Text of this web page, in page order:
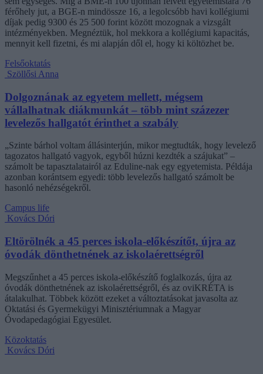
férőhely jut, a BGE-n mindössze 16, a legolcsóbb havi kollégiumi
díjak pedig 9300 és 25 500 forint között mozognak a vizsgált
intézményekben. Megnéztük, hol mekkora a kollégiumi kapacitás,
mennyit kell fizetni, és mi alapján dől el, hogy ki költözhet be.
Felsőoktatás
Szöllősi Anna
Dolgoznának az egyetem mellett, mégsem
vállalhatnak diákmunkát – több mint százezer
levelezős hallgatót érinthet a szabály
„Szinte bárhol voltam állásinterjún, mikor megtudták, hogy levelező
tagozatos hallgató vagyok, egyből húzni kezdték a szájukat” –
számolt be tapasztalatairól az Eduline-nak egy egyetemista. Példája
azonban korántsem egyedi: több levelezős hallgató számolt be
hasonló nehézségekről.
Campus life
Kovács Dóri
Eltörölnék a 45 perces iskola-előkészítőt, újra az
óvodák dönthetnének az iskolaérettségről
Megszűnhet a 45 perces iskola-előkészítő foglalkozás, újra az
óvodák dönthetnének az iskolaérettségről, és az oviKRÉTA is
átalakulhat. Többek között ezeket a változtatásokat javasolta az
Oktatási és Gyermekügyi Minisztériumnak a Magyar
Óvodapedagógiai Egyesület.
Közoktatás
Kovács Dóri